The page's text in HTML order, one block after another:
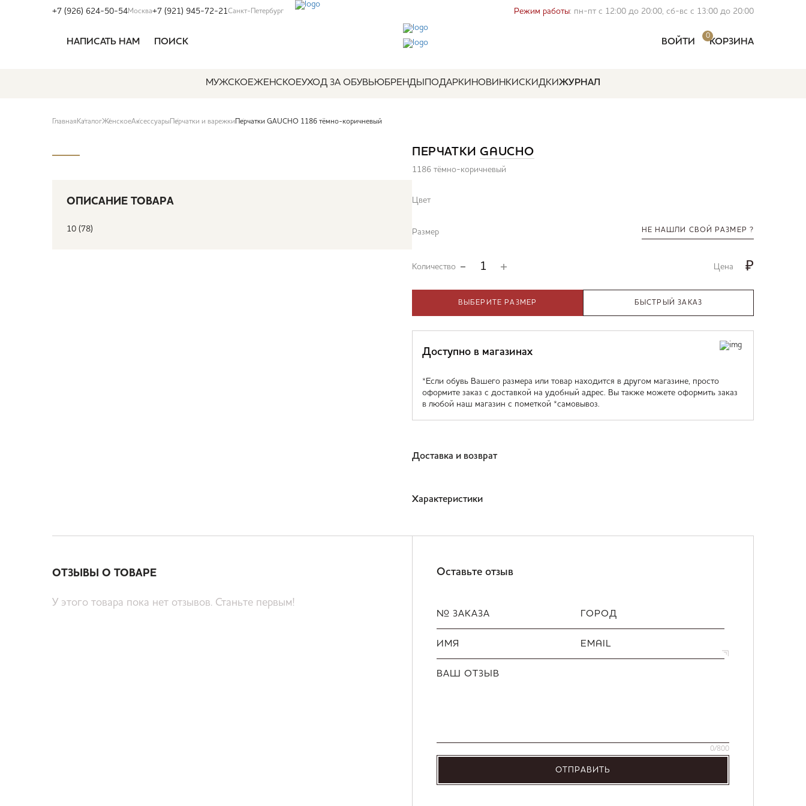
+7 (926) 624-50-54Москва+7 (921) 945-72-21Санкт-Петербург Режим работы: пн-пт с 12:00 до 20:00, сб-вс с 13:00 до 20:00
НАПИСАТЬ НАМ ПОИСК ВОЙТИ
0
КОРЗИНА
МУЖСКОЕЖЕНСКОЕУХОД ЗА ОБУВЬЮБРЕНДЫ ПОДАРКИ НОВИНКИСКИДКИЖУРНАЛ
Главная КаталогЖенскоеАксессуары Перчатки и варежки Перчатки GAUCHO 1186 тёмно-коричневый
ОПИСАНИЕ ТОВАРА
10 (78)
ПЕРЧАТКИGAUCHO
1186 тёмно-коричневый
Цвет
Размер НЕ НАШЛИ СВОЙ РАЗМЕР ?
Количество Цена ₽
ВЫБЕРИТЕ РАЗМЕР БЫСТРЫЙ ЗАКАЗ
Доступно в магазинах
*Если обувь Вашего размера или товар находится в другом магазине, просто
оформите заказ с доставкой на удобный адрес. Вы также можете оформить заказ
в любой наш магазин с пометкой *самовывоз.
Доставка и возврат
Характеристики
ОТЗЫВЫ О ТОВАРЕ
У этого товара пока нет отзывов. Станьте первым!
Оставьте отзыв
№ ЗАКАЗА ГОРОД
ИМЯ EMAIL
ВАШ ОТЗЫВ
0/800
ОТПРАВИТЬ